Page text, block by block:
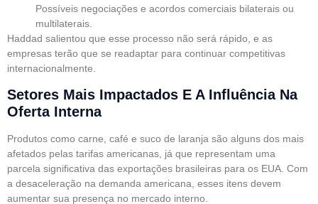
Possíveis negociações e acordos comerciais bilaterais ou
multilaterais.
Haddad salientou que esse processo não será rápido, e as
empresas terão que se readaptar para continuar competitivas
internacionalmente.
Setores Mais Impactados E A Influência Na
Oferta Interna
Produtos como carne, café e suco de laranja são alguns dos mais
afetados pelas tarifas americanas, já que representam uma
parcela significativa das exportações brasileiras para os EUA. Com
a desaceleração na demanda americana, esses itens devem
aumentar sua presença no mercado interno.